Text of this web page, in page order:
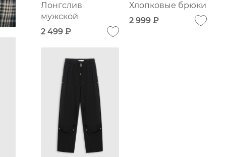
Лонгслив
мужской
2 499 ₽
Хлопковые брюки
2 999 ₽